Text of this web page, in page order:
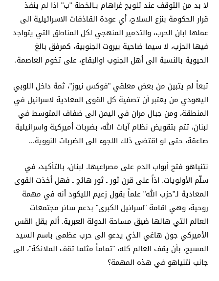
لا بد من التوقف عند تلويح غراهام بـالخطة "ب" اذا لم ينفذ
قرار الحكومة بنزع السلاح، أي عودة القاذفات الاسرائيلية الى
عملها ابان الحرب، والتدمير المنهجي لكل المناطق التي يتواجد
فيها الحزب، لا سيما ضاحية بيروت الجنوبية، كمرفق بالغ
الحيوية بالنسبة الى أهل الجنوب اوالبقاع، على تخوم العاصمة.
تبعاً لم يتبين من بعض معلقي "فوكس نيوز"، ثمة داخل اللوبي
اليهودي من يعتبر أن تصفية كل القوى المعادية لاسرائيل في
المنطقة، ومن جبال مران في اليمن الى ضفاف المتوسط في
لبنان، تتم بتقويض نظام آيات الله، بضربات أميركية واسرائيلية
صاعقة، حتى لو اقتضى ذلك اللجوء الى الضربات النووية...
نتنياهو فتح أبواب الدم على مصراعيها. لبنان، بالتأكيد، في
سلّم الأولويات. اذاً على قرن ثور ـ ثور هائج ـ فهل أخذت القوى
المعادية لـ"حزب الله" علماً بقول زعيم الليكود أنه في مهمة
روحية، وهي اقامة "اسرائيل الكبرى" بدعم سائر مجتمعات
العالم التي هالها ضيق مساحة الدولة العبرية. ألم يقل القس
الأميركي جون هاغي الذي يدعو الى حرب عظمى باسم السيد
المسيح، بأن يقف العالم كله، "تماماً مثلما تقف الملائكة"، الى
جانب نتنياهو في هذه المهمة؟